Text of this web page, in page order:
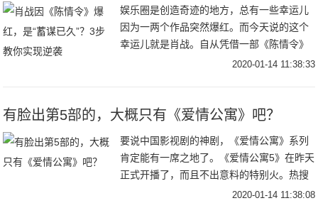
娱乐圈是创造奇迹的地方，总有一些幸运儿
因为一两个作品突然爆红。而今天说的这个
幸运儿就是肖战。自从凭借一部《陈情令》
爆红后戏约不断，和当红花旦杨紫合拍都市
2020-01-14 11:38:33
有脸出第5部的，大概只有《爱情公寓》吧？
要说中国影视剧的神剧，《爱情公寓》系列
肯定能有一席之地了。《爱情公寓5》在昨天
正式开播了，而且不出意料的特别火。热搜
上了好几个，全网的播放数据亮眼，热度第
2020-01-14 11:38:08